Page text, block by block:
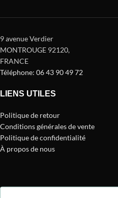
9 avenue Verdier
MONTROUGE 92120,
FRANCE
Téléphone: 06 43 90 49 72
LIENS UTILES
Politique de retour
Conditions générales de vente
Politique de confidentialité
À propos de nous